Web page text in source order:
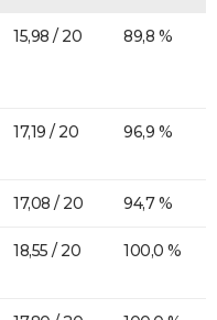
15,98 / 20 89,8 %
17,19 / 20 96,9 %
17,08 / 20 94,7 %
18,55 / 20 100,0 %